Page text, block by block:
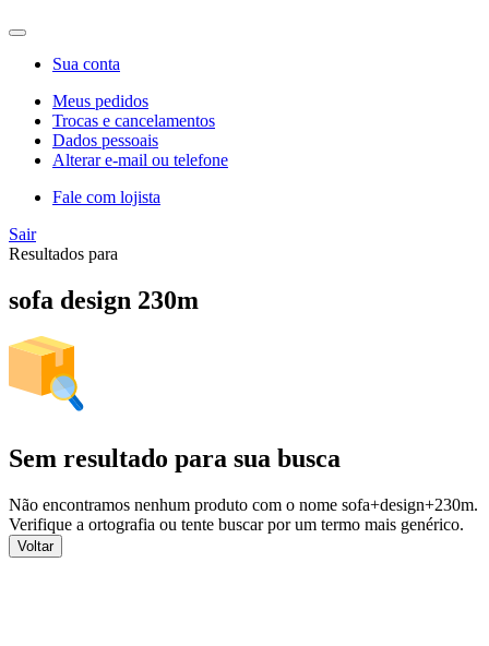
Sua conta
Meus pedidos
Trocas e cancelamentos
Dados pessoais
Alterar e-mail ou telefone
Fale com lojista
Sair
Resultados para
sofa design 230m
Sem resultado para sua busca
Não encontramos nenhum produto com o nome sofa+design+230m.
Verifique a ortografia ou tente buscar por um termo mais genérico.
Voltar